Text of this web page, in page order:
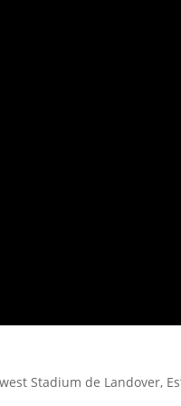
Stadium de Landover,